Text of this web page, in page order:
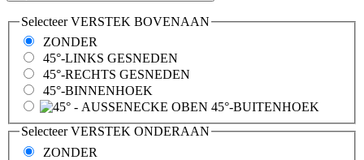
SelecteerVERSTEK BOVENAAN
ZONDER
45°-LINKS GESNEDEN
45°-RECHTS GESNEDEN
45°-BINNENHOEK
45°-BUITENHOEK
SelecteerVERSTEK ONDERAAN
ZONDER